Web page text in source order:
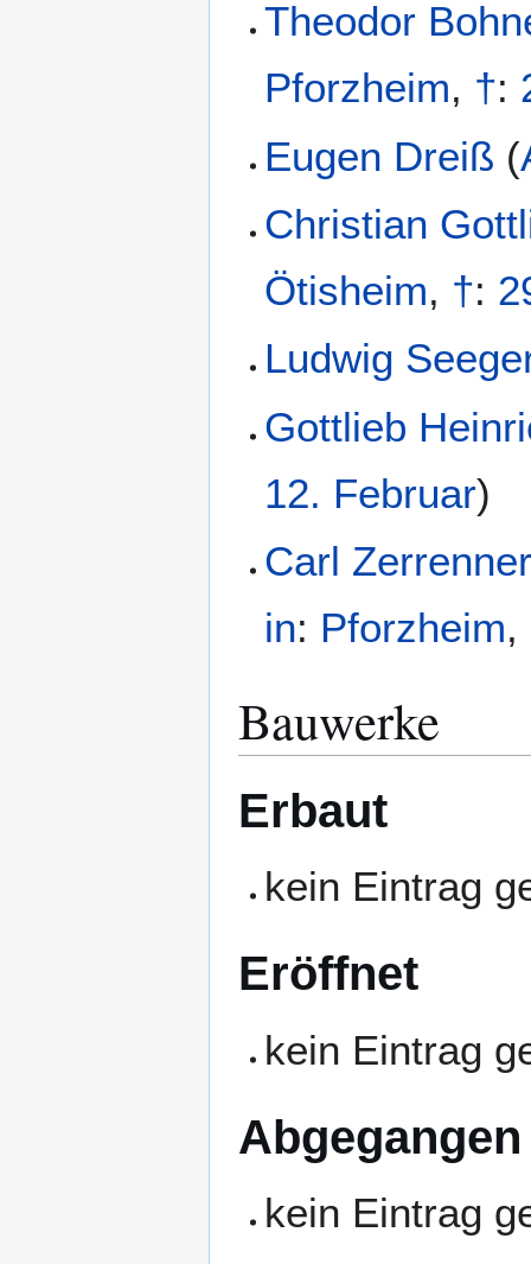
Theodor
Pforzheim, †:
Eugen Dreiß (
Christian
Ötisheim, †:
Ludwig
Gottlieb
12. Februar)
Carl
in: Pforzheim,
Bauwerke
Erbaut
kein Eintrag
Eröffnet
kein Eintrag
Abgegangen
kein Eintrag